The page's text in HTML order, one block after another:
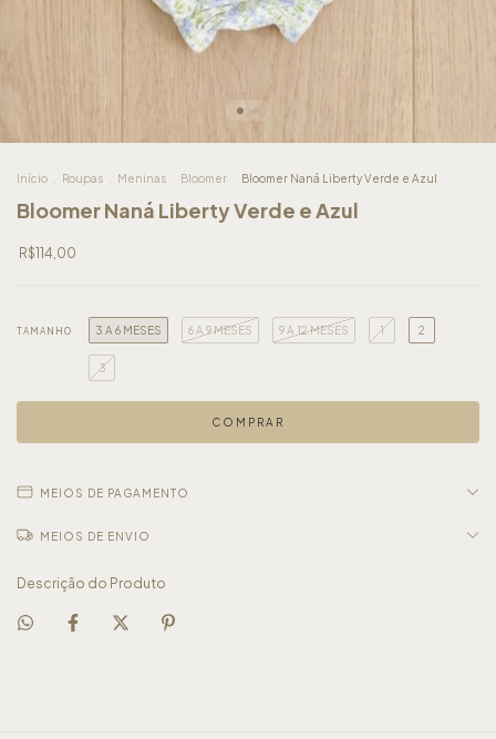
Início Roupas Meninas Bloomer Bloomer Naná Liberty Verde e Azul
Bloomer Naná Liberty Verde e Azul
R$114,00
TAMANHO 3 A 6 MESES 6 A 9 MESES 9 A 12 MESES 1 2
3
MEIOS DE PAGAMENTO
MEIOS DE ENVIO
Descrição do Produto